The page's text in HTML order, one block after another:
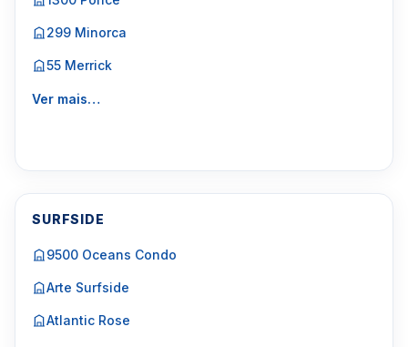
299 Minorca
55 Merrick
Ver mais…
SURFSIDE
9500 Oceans Condo
Arte Surfside
Atlantic Rose